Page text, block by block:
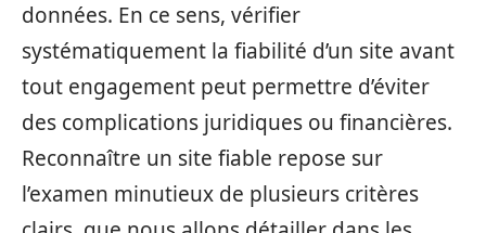
données. En ce sens, vérifier
systématiquement la fiabilité d’un site avant
tout engagement peut permettre d’éviter
des complications juridiques ou financières.
Reconnaître un site fiable repose sur
l’examen minutieux de plusieurs critères